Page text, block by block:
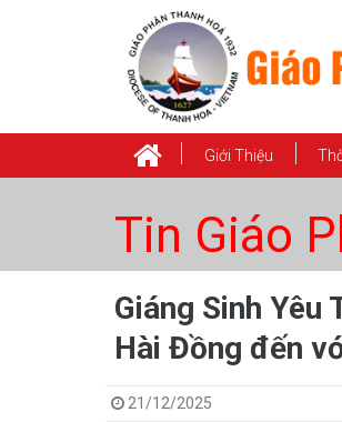
Giới Thiệu
Tin Giáo
Giáng Sinh Yêu
Hài Đồng đến
21/12/2025